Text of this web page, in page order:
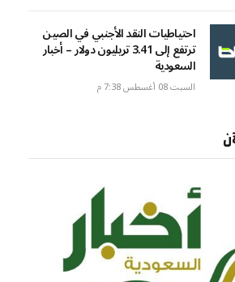
احتياطيات النقد الأجنبي في الصين
ترتفع إلى 3.41 تريليون دولار – أخبار
السعودية
السبت 08 أغسطس 7:38 م